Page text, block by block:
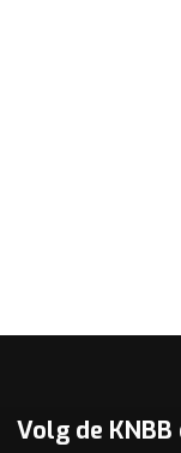
Volg de